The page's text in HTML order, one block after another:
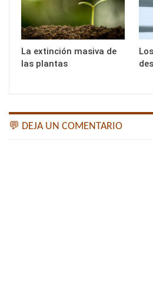
La extinción masiva de
las plantas
💬 DEJA UN COMENTARIO